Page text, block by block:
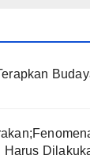
Harus